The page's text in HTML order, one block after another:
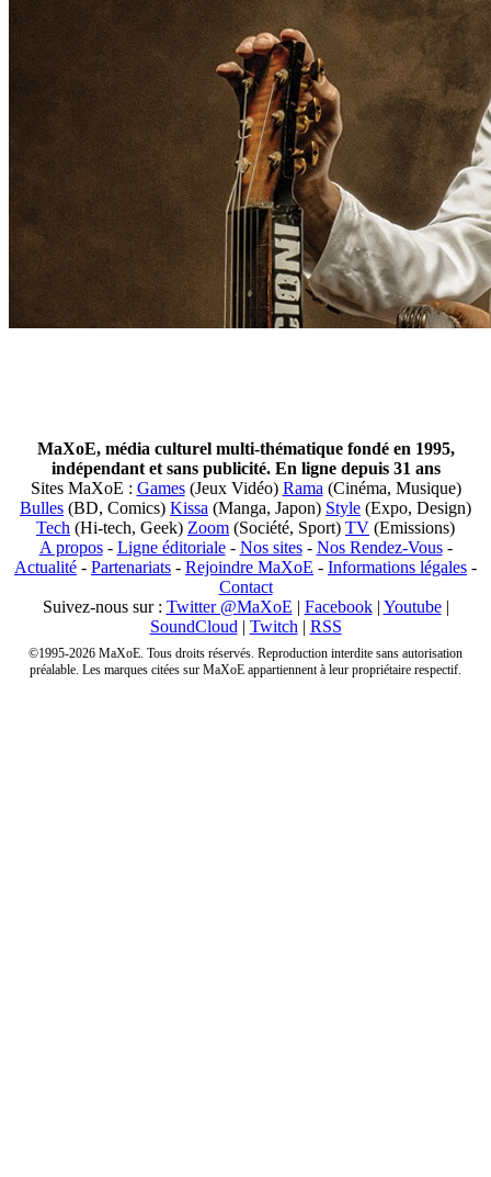
MaXoE, média culturel multi-thématique fondé en 1995,
indépendant et sans publicité. En ligne depuis 31 ans
Sites MaXoE : Games(Jeux Vidéo) Rama (Cinéma, Musique)
Bulles (BD, Comics) Kissa (Manga, Japon) Style (Expo, Design)
Tech (Hi-tech, Geek) Zoom (Société, Sport) TV (Emissions)
A propos- Ligne éditoriale- Nos sites- Nos Rendez-Vous-
Actualité - Partenariats - Rejoindre MaXoE - Informations légales -
Contact
Suivez-nous sur : Twitter @MaXoE | Facebook| Youtube|
SoundCloud | Twitch | RSS
©1995-2026 MaXoE. Tous droits réservés. Reproduction interdite sans autorisation
préalable. Les marques citées sur MaXoE appartiennent à leur propriétaire respectif.